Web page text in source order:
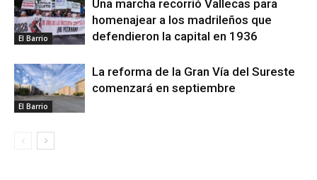
El Barrio
Una marcha recorrió Vallecas para
homenajear a los madrileños que
defendieron la capital en 1936
El Barrio
La reforma de la Gran Vía del Sureste
comenzará en septiembre